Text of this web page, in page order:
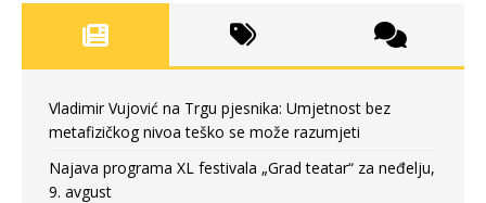
Vladimir Vujović na Trgu pjesnika: Umjetnost bez
metafizičkog nivoa teško se može razumjeti
Najava programa XL festivala „Grad teatar“ za neđelju,
9. avgust